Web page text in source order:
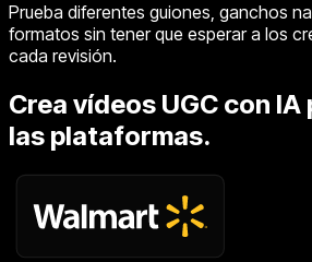
Prueba diferentes guiones, ganchos
formatos sin tener que esperar a los
cada revisión.
Crea vídeos UGC con
las plataformas.